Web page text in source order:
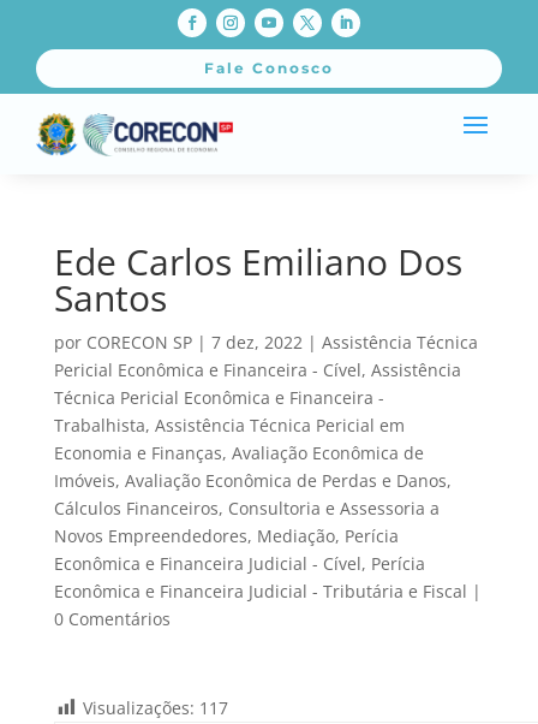
Fale Conosco
Ede Carlos Emiliano Dos
Santos
por CORECON SP| 7 dez, 2022 | Assistência Técnica
Pericial Econômica e Financeira - Cível, Assistência
Técnica Pericial Econômica e Financeira -
Trabalhista, Assistência Técnica Pericial em
Economia e Finanças, Avaliação Econômica de
Imóveis, Avaliação Econômica de Perdas e Danos,
Cálculos Financeiros, Consultoria e Assessoria a
Novos Empreendedores, Mediação, Perícia
Econômica e Financeira Judicial - Cível, Perícia
Econômica e Financeira Judicial - Tributária e Fiscal |
0 Comentários
Visualizações: 117